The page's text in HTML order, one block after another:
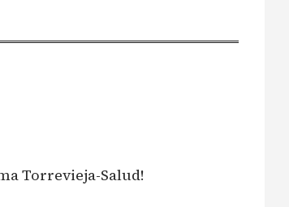
Torrevieja-Salud!